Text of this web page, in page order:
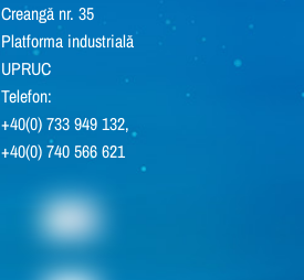
Creangă nr. 35
Platforma industrială
UPRUC
Telefon:
+40(0) 733 949 132,
+40(0) 740 566 621